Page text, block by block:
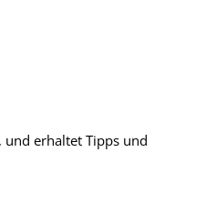
und erhaltet Tipps und